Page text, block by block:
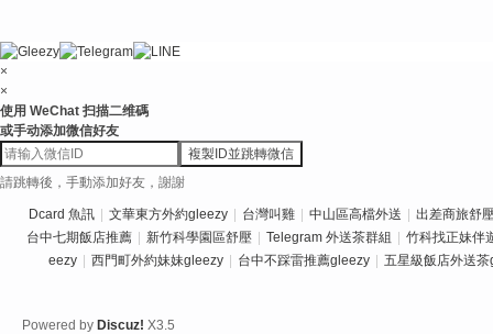
×
×
使用 WeChat 扫描二维碼
或手动添加微信好友
複製ID並跳轉微信
請跳轉後，手動添加好友，謝謝
Dcard 魚訊 文華東方外約gleezy 台灣叫雞 中山區高檔外送
出差商旅舒
台中七期飯店推薦
新竹科學園區舒壓 Telegram 外送茶群組
竹科找正妹伴
eezy
西門町外約妹妹gleezy 台中不踩雷推薦gleezy 五星級飯店外送
Powered by Discuz! X3.5